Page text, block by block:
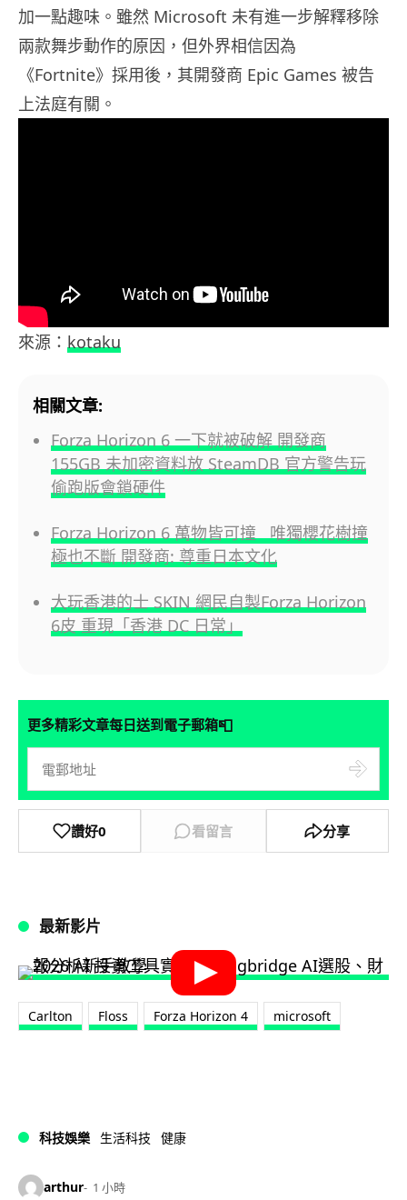
加一點趣味。雖然 Microsoft 未有進一步解釋移除
兩款舞步動作的原因，但外界相信因為
《Fortnite》採用後，其開發商 Epic Games 被告
上法庭有關。
來源： kotaku
相關文章:
Forza Horizon 6 一下就被破解 開發商
155GB 未加密資料放 SteamDB 官方警告玩
偷跑版會鎖硬件
Forza Horizon 6 萬物皆可撞 唯獨櫻花樹撞
極也不斷 開發商: 尊重日本文化
大玩香港的士 SKIN 網民自製Forza Horizon
6皮 重現「香港 DC 日常」
更多精彩文章每日送到電子郵箱📮
讚好0 看留言 分享
最新影片
Carlton Floss Forza Horizon 4 microsoft
科技娛樂 生活科技 健康
arthur 1 小時